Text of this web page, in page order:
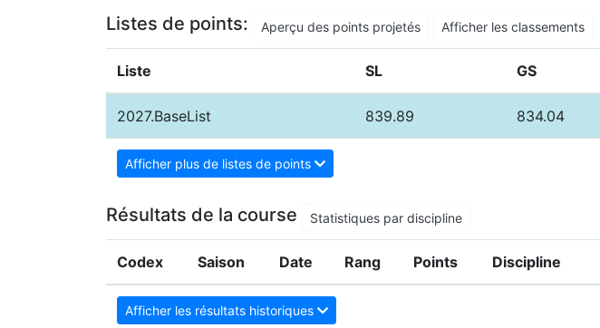
Listes de points: Aperçu des points projetés Afficher les classements
Liste SL GS
2027.BaseList 839.89 834.04
Afficher plus de listes de points
Résultats de la course Statistiques par discipline
Codex Saison Date Rang Points Discipline
Afficher les résultats historiques